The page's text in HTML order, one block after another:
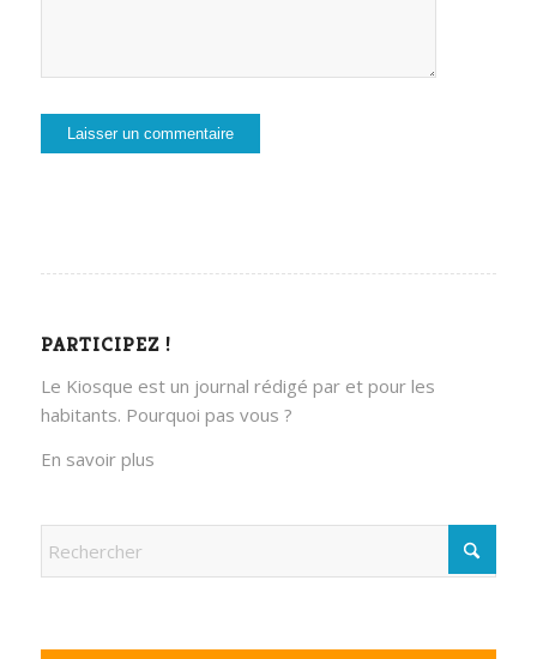
PARTICIPEZ !
Le Kiosque est un journal rédigé par et pour les
habitants. Pourquoi pas vous ?
En savoir plus